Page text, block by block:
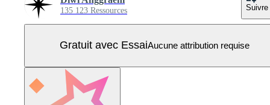
135 123 Ressources Suivre
Gratuit avec EssaiAucune attribution requise